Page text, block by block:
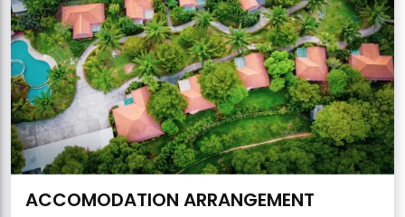
ACCOMODATION ARRANGEMENT